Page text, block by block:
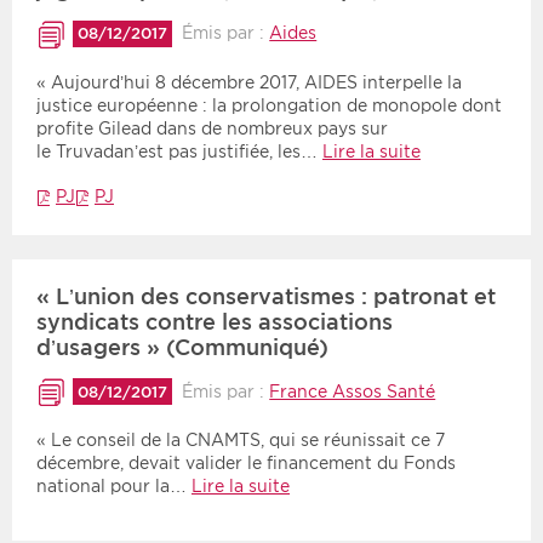
08/12/2017 Émis par :Aides
« Aujourd’hui 8 décembre 2017, AIDES interpelle la
justice européenne : la prolongation de monopole dont
profite Gilead dans de nombreux pays sur
le Truvadan’est pas justifiée, les…
Lire la suite
PJ PJ
« L’union des conservatismes : patronat et
syndicats contre les associations
d’usagers » (Communiqué)
08/12/2017 Émis par : France Assos Santé
« Le conseil de la CNAMTS, qui se réunissait ce 7
décembre, devait valider le financement du Fonds
national pour la…
Lire la suite